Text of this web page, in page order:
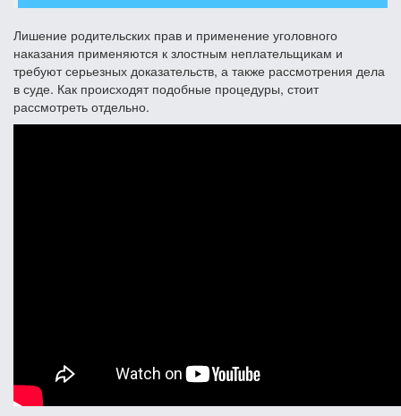
Лишение родительских прав и применение уголовного
наказания применяются к злостным неплательщикам и
требуют серьезных доказательств, а также рассмотрения дела
в суде. Как происходят подобные процедуры, стоит
рассмотреть отдельно.